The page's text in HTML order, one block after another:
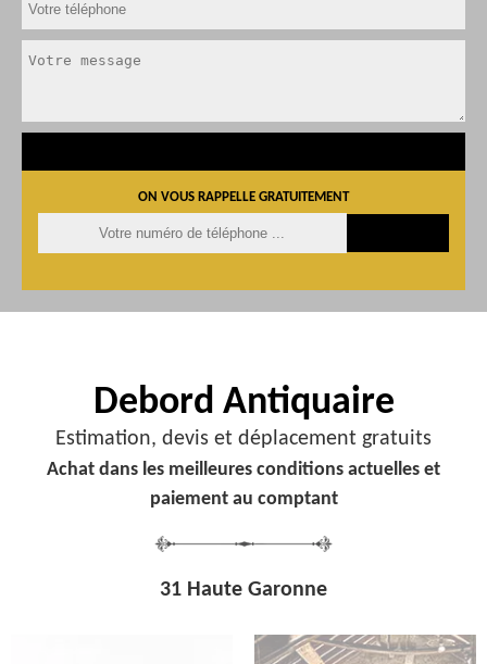
ON VOUS RAPPELLE GRATUITEMENT
Debord Antiquaire
Estimation, devis et déplacement gratuits
Achat dans les meilleures conditions actuelles et
paiement au comptant
31 Haute Garonne